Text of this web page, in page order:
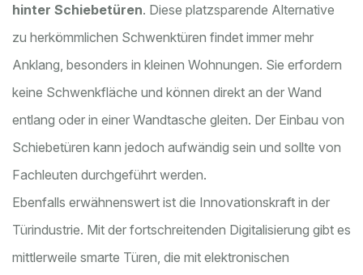
hinter Schiebetüren. Diese platzsparende Alternative
zu herkömmlichen Schwenktüren findet immer mehr
Anklang, besonders in kleinen Wohnungen. Sie erfordern
keine Schwenkfläche und können direkt an der Wand
entlang oder in einer Wandtasche gleiten. Der Einbau von
Schiebetüren kann jedoch aufwändig sein und sollte von
Fachleuten durchgeführt werden.
Ebenfalls erwähnenswert ist die Innovationskraft in der
Türindustrie. Mit der fortschreitenden Digitalisierung gibt es
mittlerweile smarte Türen, die mit elektronischen